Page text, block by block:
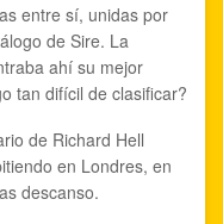
entre sí, unidas por
de Sire. La
ahí su mejor
tan difícil de clasificar?
de Richard Hell
en Londres, en
descanso.